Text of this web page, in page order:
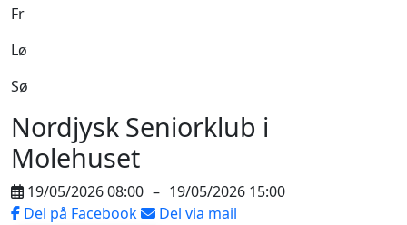
Fr
Lø
Sø
Nordjysk Seniorklub i
Molehuset
19/05/2026 08:00 – 19/05/2026 15:00
Del på Facebook
Del via mail